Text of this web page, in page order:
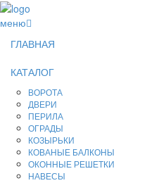
меню
ГЛАВНАЯ
КАТАЛОГ
ВОРОТА
ДВЕРИ
ПЕРИЛА
ОГРАДЫ
КОЗЫРЬКИ
КОВАНЫЕ БАЛКОНЫ
ОКОННЫЕ РЕШЕТКИ
НАВЕСЫ